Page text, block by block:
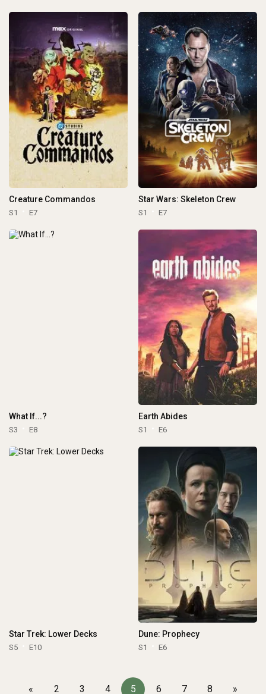
Creature Commandos
S1 E7
Star Wars: Skeleton Crew
S1 E7
What If...?
S3 E8
Earth Abides
S1 E6
Star Trek: Lower Decks
S5 E10
Dune: Prophecy
S1 E6
« 2 3 4 5 6 7 8 »